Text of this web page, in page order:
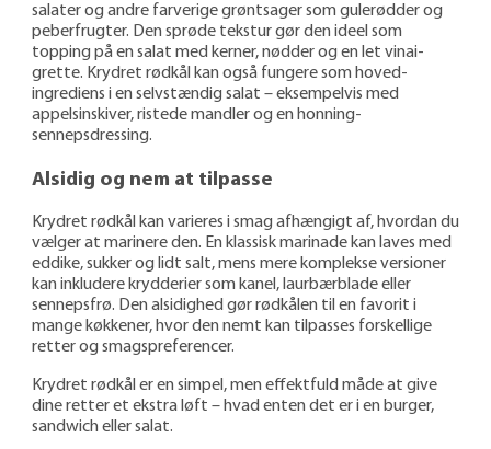
salater og andre farverige grønt­sager som gulerødder og
peber­frugter. Den sprøde tekstur gør den ideel som
topping på en salat med kerner, nødder og en let vinai­
grette. Krydret rødkål kan også fungere som hoved­
ingrediens i en selv­stændig salat – eksempelvis med
appelsin­skiver, ristede mandler og en honning-
sennepsdressing.
Alsidig og nem at tilpasse
Krydret rødkål kan varieres i smag afhængigt af, hvordan du
vælger at marinere den. En klassisk marinade kan laves med
eddike, sukker og lidt salt, mens mere komplekse versioner
kan inkludere kryd­derier som kanel, laurbær­blade eller
senneps­frø. Den alsidighed gør rødkålen til en favorit i
mange køkkener, hvor den nemt kan tilpasses forskellige
retter og smags­preferencer.
Krydret rødkål er en simpel, men effektfuld måde at give
dine retter et ekstra løft – hvad enten det er i en burger,
sandwich eller salat.